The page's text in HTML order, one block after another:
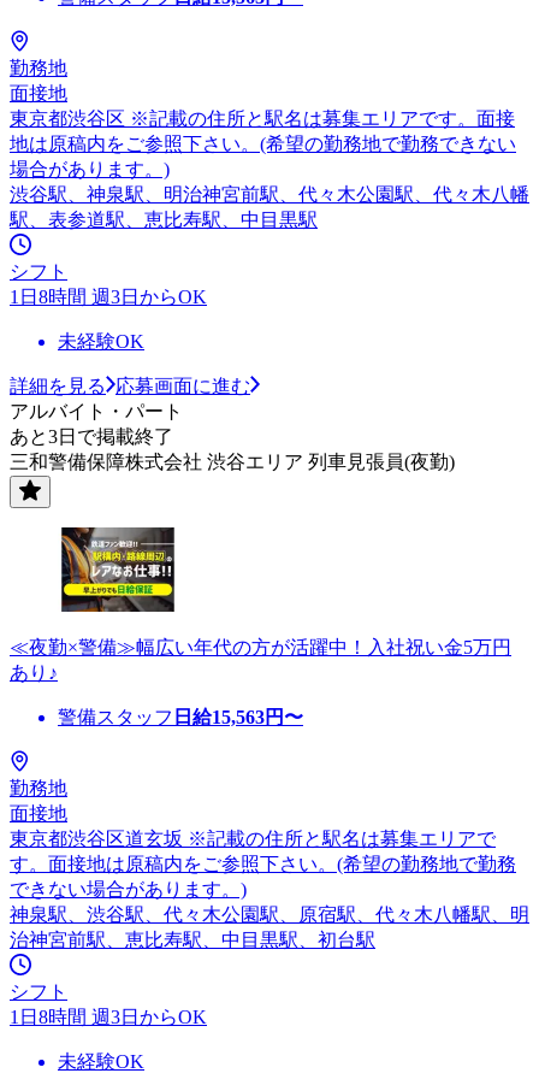
勤務地
面接地
東京都渋谷区 ※記載の住所と駅名は募集エリアです。面接
地は原稿内をご参照下さい。(希望の勤務地で勤務できない
場合があります。)
渋谷駅、神泉駅、明治神宮前駅、代々木公園駅、代々木八幡
駅、表参道駅、恵比寿駅、中目黒駅
シフト
1日8時間 週3日からOK
未経験OK
詳細を見る
応募画面に進む
アルバイト・パート
あと3日で掲載終了
三和警備保障株式会社 渋谷エリア 列車見張員(夜勤)
≪夜勤×警備≫幅広い年代の方が活躍中！入社祝い金5万円
あり♪
警備スタッフ 日給15,563円〜
勤務地
面接地
東京都渋谷区道玄坂 ※記載の住所と駅名は募集エリアで
す。面接地は原稿内をご参照下さい。(希望の勤務地で勤務
できない場合があります。)
神泉駅、渋谷駅、代々木公園駅、原宿駅、代々木八幡駅、明
治神宮前駅、恵比寿駅、中目黒駅、初台駅
シフト
1日8時間 週3日からOK
未経験OK